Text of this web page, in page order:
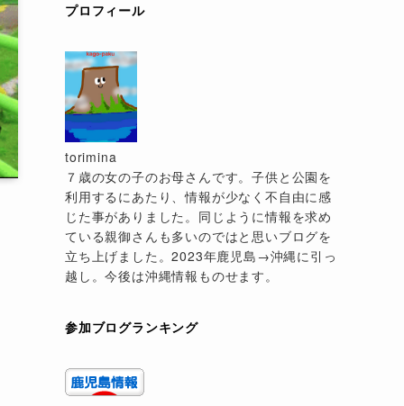
プロフィール
torimina
７歳の女の子のお母さんです。子供と公園を
利用するにあたり、情報が少なく不自由に感
じた事がありました。同じように情報を求め
ている親御さんも多いのではと思いブログを
立ち上げました。2023年鹿児島→沖縄に引っ
越し。今後は沖縄情報ものせます。
参加ブログランキング